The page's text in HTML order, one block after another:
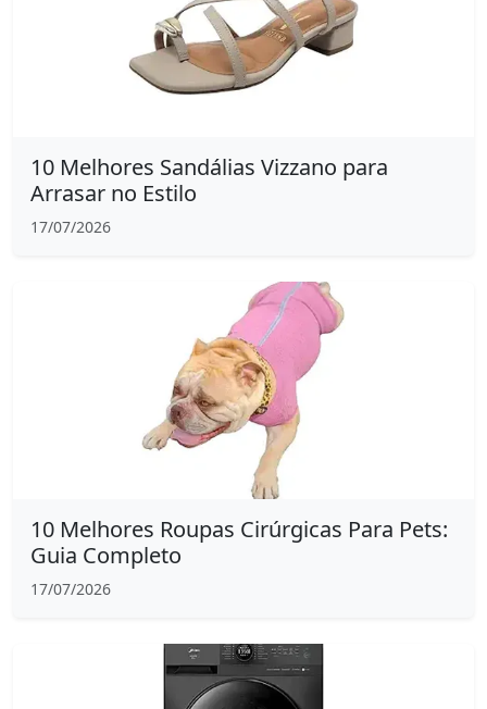
10 Melhores Sandálias Vizzano para
Arrasar no Estilo
17/07/2026
10 Melhores Roupas Cirúrgicas Para Pets:
Guia Completo
17/07/2026